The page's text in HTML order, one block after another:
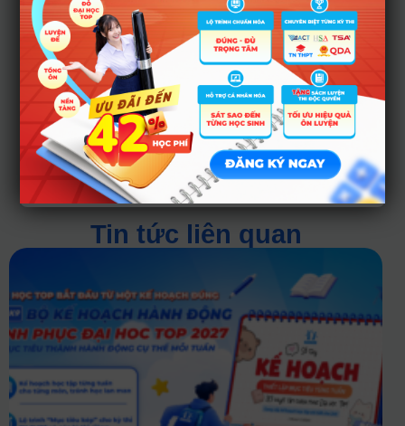
vào khoảng tháng
4, và dự thi chính
thức vào cuối tháng
6. Về đăng ký xét
tuyển gần như sẽ
không thay đổi gì so
với năm ngoái.
Tin tức liên quan